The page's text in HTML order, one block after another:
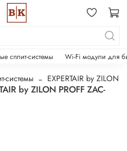
сплит-системы Wi-Fi модули для
системы EXPERTAIR by ZILON
by ZILON PROFF ZAC-